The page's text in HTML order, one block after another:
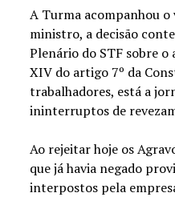
A Turma acompanhou
ministro, a decisão
Plenário do STF sobre
XIV do artigo 7º da
trabalhadores, está a
ininterruptos de
Ao rejeitar hoje os
que já havia negado
interpostos pela